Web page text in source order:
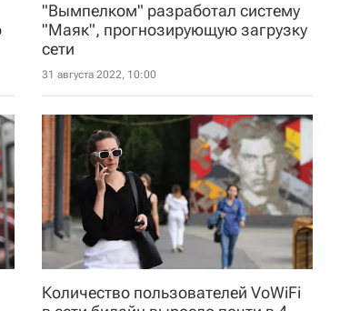
"Вымпелком" разработал систему
"Маяк", прогнозирующую загрузку
сети
31 августа 2022, 10:00
Количество пользователей VoWiFi